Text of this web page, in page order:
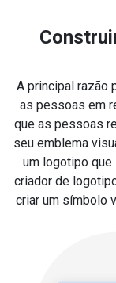
A principal razão
as pessoas em
que as pessoas
seu emblema
um logotipo que
criador de
criar um símbolo